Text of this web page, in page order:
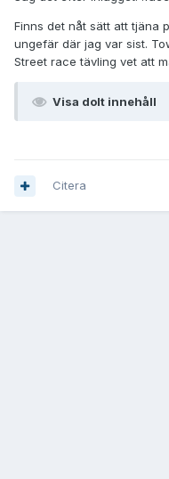
Finns det nåt sätt att tjäna
ungefär där jag var sist.
Street race tävling vet att
Visa dolt innehåll
Citera